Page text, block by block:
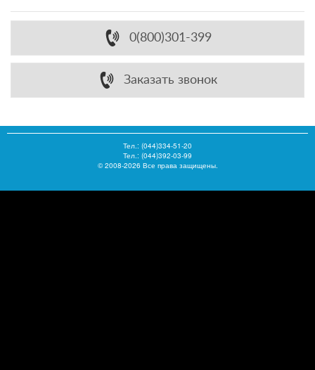
0(800)301-399
Заказать звонок
Тел.: (044)334-51-20
Тел.: (044)392-03-99
© 2008-2026 Все права защищены.